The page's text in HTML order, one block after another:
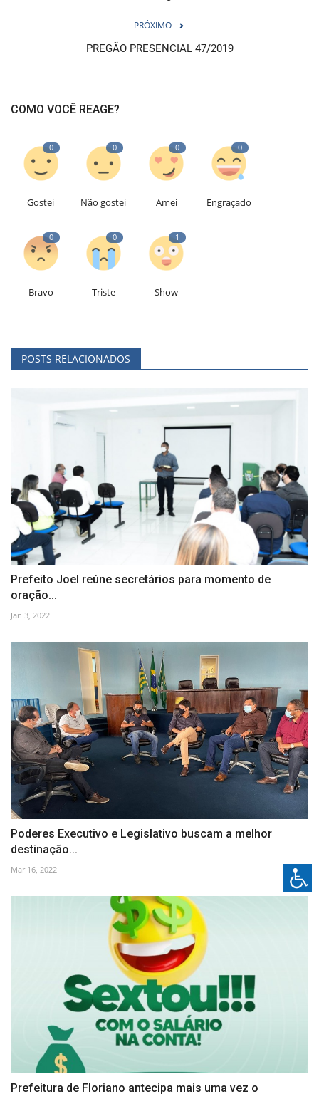
PRÓXIMO
PREGÃO PRESENCIAL 47/2019
COMO VOCÊ REAGE?
0
Gostei
0
Não gostei
0
Amei
0
Engraçado
0
Bravo
0
Triste
1
Show
POSTS RELACIONADOS
Prefeito Joel reúne secretários para momento de
oração...
Jan 3, 2022
Poderes Executivo e Legislativo buscam a melhor
destinação...
Mar 16, 2022
Prefeitura de Floriano antecipa mais uma vez o